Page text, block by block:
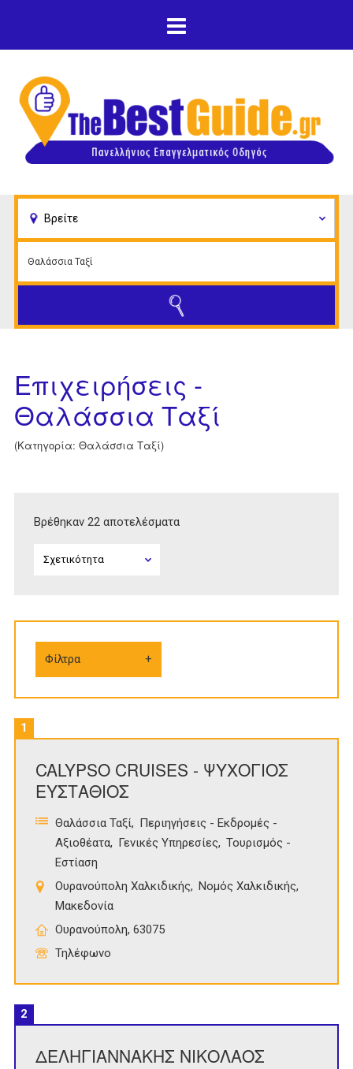
κυρίως περιεχόμενο
Επιχειρήσεις -
Θαλάσσια Ταξί
(Κατηγορία: Θαλάσσια Ταξί)
Βρέθηκαν 22 αποτελέσματα
Φίλτρα
1
CALYPSO CRUISES - ΨΥΧΟΓΙΟΣ
ΕΥΣΤΑΘΙΟΣ
Θαλάσσια Ταξί
Περιηγήσεις - Εκδρομές -
Αξιοθέατα
Γενικές Υπηρεσίες
Τουρισμός -
Εστίαση
Ουρανούπολη Χαλκιδικής
Νομός Χαλκιδικής
Μακεδονία
Ουρανούπολη, 63075
Τηλέφωνο
2
ΔΕΛΗΓΙΑΝΝΑΚΗΣ ΝΙΚΟΛΑΟΣ